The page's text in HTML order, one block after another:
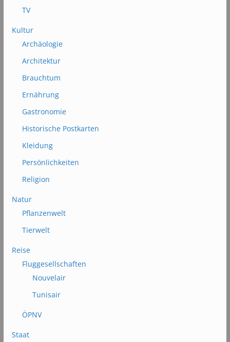
TV
Kultur
Archäologie
Architektur
Brauchtum
Ernährung
Gastronomie
Historische Postkarten
Kleidung
Persönlichkeiten
Religion
Natur
Pflanzenwelt
Tierwelt
Reise
Fluggesellschaften
Nouvelair
Tunisair
ÖPNV
Staat